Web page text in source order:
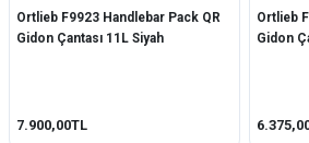
Ortlieb F9923 Handlebar Pack QR
Gidon Çantası 11L Siyah
7.900,00TL
Ortlieb
Gidon